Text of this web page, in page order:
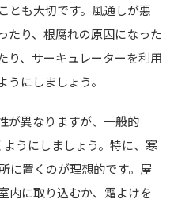
とも大切です。風通しが悪
たり、根腐れの原因になった
り、サーキュレーターを利用
にしましょう。
が異なりますが、一般的
うにしましょう。特に、寒
に置くのが理想的です。屋
内に取り込むか、霜よけを